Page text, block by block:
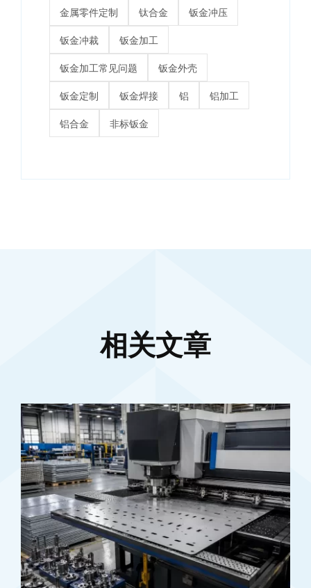
金属零件定制 钛合金 钣金冲压
钣金冲裁 钣金加工
钣金加工常见问题 钣金外壳
钣金定制 钣金焊接 铝 铝加工
铝合金 非标钣金
相关文章